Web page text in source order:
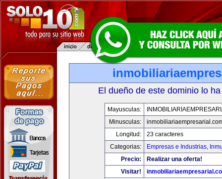
El dueño de este dominio lo
Mayusculas:
Minusculas:
Longitud:
23 caracteres
Categorias:
Empresas e Industrias,
Precio:
Realizar una oferta!
Visitar!